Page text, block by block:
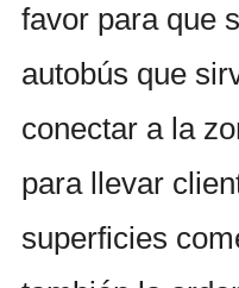
favor para que
autobús que
conectar a la
para llevar
superficies